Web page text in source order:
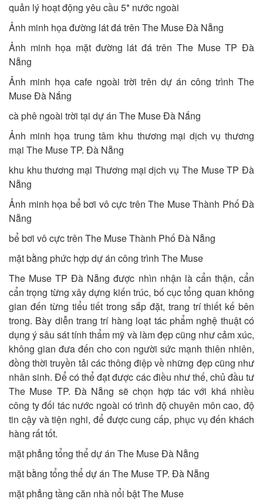
quản lý hoạt động yêu cầu 5* nước ngoài
Ảnh minh họa đường lát đá trên The Muse Đà Nẵng
Ảnh minh họa mặt đường lát đá trên The Muse TP Đà
Nẵng
Ảnh minh họa cafe ngoài trời trên dự án công trình The
Muse Đà Nắng
cà phê ngoài trời tại dự án The Muse Đà Nắng
Ảnh minh họa trung tâm khu thương mại dịch vụ thương
mại The Muse TP. Đà Nẵng
khu khu thương mại Thương mại dịch vụ The Muse TP Đà
Nẵng
Ảnh minh họa bể bơi vô cực trên The Muse Thành Phố Đà
Nẵng
bể bơi vô cực trên The Muse Thành Phố Đà Nẵng
mặt bằng phức hợp dự án công trình The Muse
The Muse TP Đà Nẵng được nhìn nhận là cẩn thận, cẩn
cẩn trọng từng xây dựng kiến trúc, bố cục tổng quan không
gian đến từng tiểu tiết trong sắp đặt, trang trí thiết kế bên
trong. Bày diễn trang trí hàng loạt tác phẩm nghệ thuật có
dụng ý sâu sát tính thẩm mỹ và làm đẹp cũng như cảm xúc,
không gian đưa đến cho con người sức mạnh thiên nhiên,
đồng thời truyền tải các thông điệp về những đẹp cũng như
nhân sinh. Để có thể đạt được các điều như thế, chủ đầu tư
The Muse TP. Đà Nẵng sẽ chọn hợp tác với khá nhiều
công ty đối tác nước ngoài có trình độ chuyên môn cao, độ
tin cậy và tiện nghi, để được cung cấp, phục vụ đến khách
hàng rất tốt.
mặt phẳng tổng thể dự án The Muse Đà Nẵng
mặt bằng tổng thể dự án The Muse TP. Đà Nẵng
mặt phẳng tầng căn nhà nổi bật The Muse